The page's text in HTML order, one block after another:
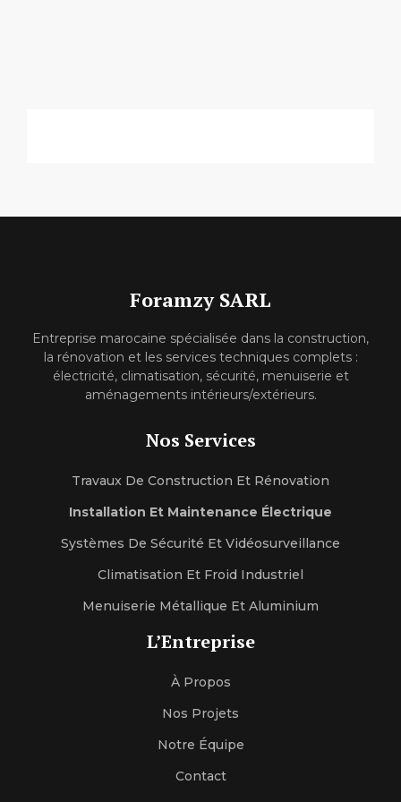
Foramzy SARL
Entreprise marocaine spécialisée dans la construction,
la rénovation et les services techniques complets :
électricité, climatisation, sécurité, menuiserie et
aménagements intérieurs/extérieurs.
Nos Services
Travaux De Construction Et Rénovation
Installation Et Maintenance Électrique
Systèmes De Sécurité Et Vidéosurveillance
Climatisation Et Froid Industriel
Menuiserie Métallique Et Aluminium
L’Entreprise
À Propos
Nos Projets
Notre Équipe
Contact